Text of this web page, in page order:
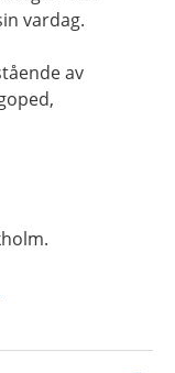
vardag.
av